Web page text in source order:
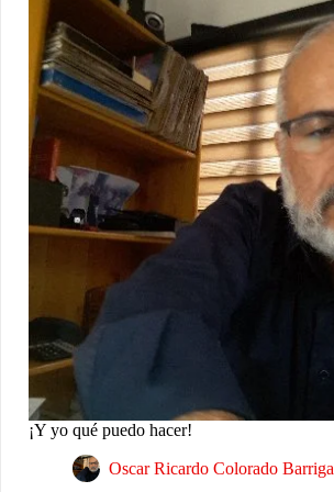
¡Y yo qué puedo hacer!
Oscar Ricardo Colorado Barriga